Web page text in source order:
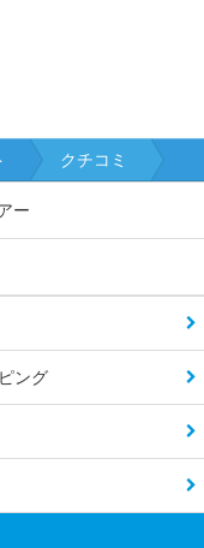
クチコミ
ー
ング